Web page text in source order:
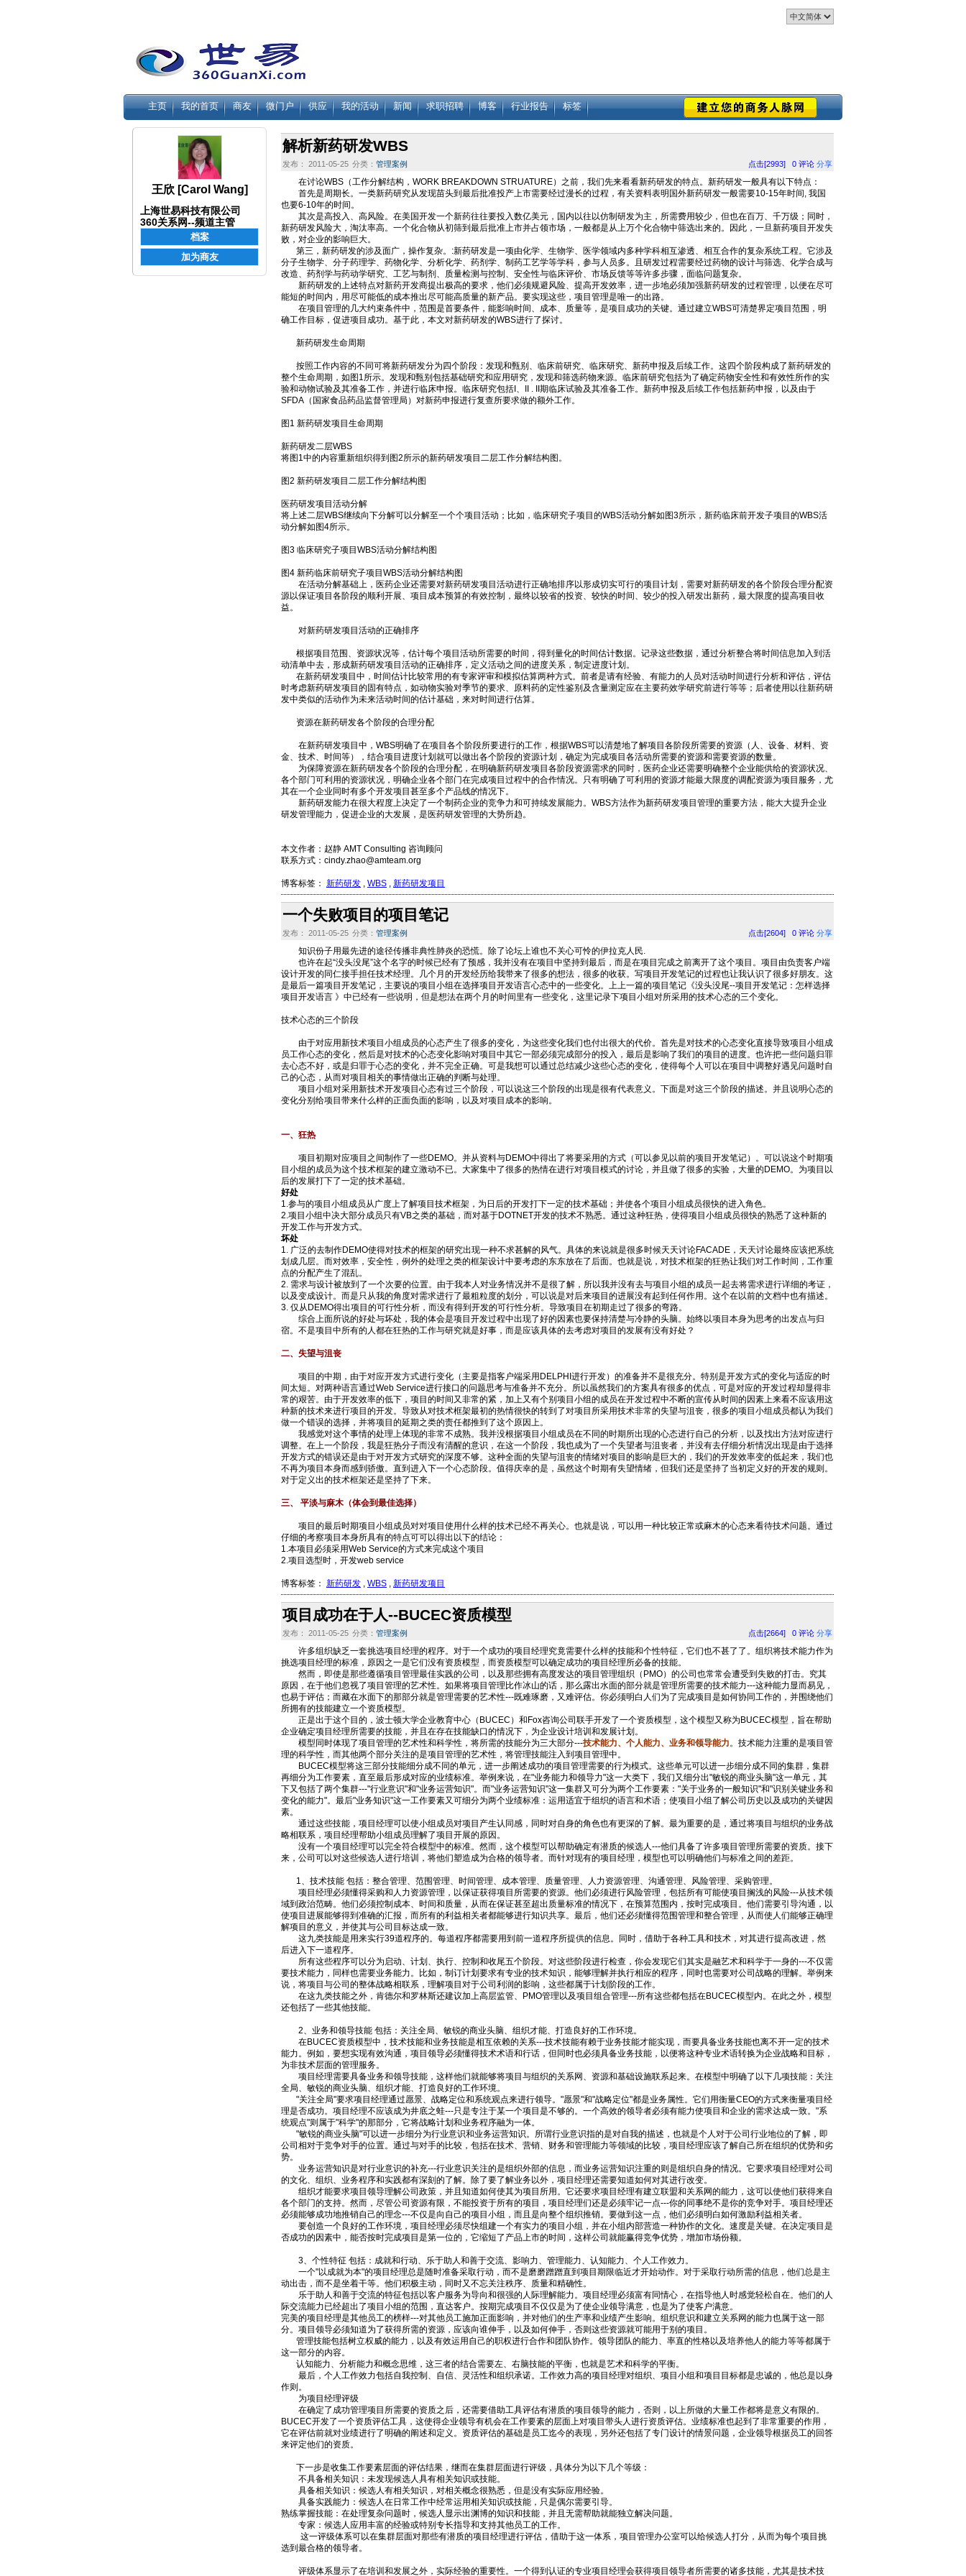
主页 我的首页 商友 微门户 供应 我的活动 新闻 求职招聘 博客 行业报告 标签
王欣 [Carol Wang]
上海世易科技有限公司
360关系网--频道主管
解析新药研发WBS
点击[2993] 0 评论 分享
发布： 2011-05-25 分类： 管理案例
在讨论WBS（工作分解结构，WORK BREAKDOWN STRUATURE）之前，我们先来看看新药研发的特点。新药研发一般具有以下特点：
首先是周期长。一类新药研究从发现苗头到最后批准投产上市需要经过漫长的过程，有关资料表明国外新药研发一般需要10-15年时间, 我国
也要6-10年的时间。
其次是高投入、高风险。在美国开发一个新药往往要投入数亿美元，国内以往以仿制研发为主，所需费用较少，但也在百万、千万级；同时，
新药研发风险大，淘汰率高。一个化合物从初筛到最后批准上市并占领市场，一般都是从上万个化合物中筛选出来的。因此，一旦新药项目开发失
败，对企业的影响巨大。
第三，新药研发的涉及面广，操作复杂。:新药研发是一项由化学、生物学、医学领域内多种学科相互渗透、相互合作的复杂系统工程。它涉及
分子生物学、分子药理学、药物化学、分析化学、药剂学、制药工艺学等学科，参与人员多。且研发过程需要经过药物的设计与筛选、化学合成与
改造、药剂学与药动学研究、工艺与制剂、质量检测与控制、安全性与临床评价、市场反馈等等许多步骤，面临问题复杂。
新药研发的上述特点对新药开发商提出极高的要求，他们必须规避风险、提高开发效率，进一步地必须加强新药研发的过程管理，以便在尽可
能短的时间内，用尽可能低的成本推出尽可能高质量的新产品。要实现这些，项目管理是唯一的出路。
在项目管理的几大约束条件中，范围是首要条件，能影响时间、成本、质量等，是项目成功的关键。通过建立WBS可清楚界定项目范围，明
确工作目标，促进项目成功。基于此，本文对新药研发的WBS进行了探讨。
新药研发生命周期
按照工作内容的不同可将新药研发分为四个阶段：发现和甄别、临床前研究、临床研究、新药申报及后续工作。这四个阶段构成了新药研发的
整个生命周期，如图1所示。发现和甄别包括基础研究和应用研究，发现和筛选药物来源。临床前研究包括为了确定药物安全性和有效性所作的实
验和动物试验及其准备工作，并进行临床申报。临床研究包括I、II . II期临床试验及其准备工作。新药申报及后续工作包括新药申报，以及由于
SFDA（国家食品药品监督管理局）对新药申报进行复查所要求做的额外工作。
图1 新药研发项目生命周期
新药研发二层WBS
将图1中的内容重新组织得到图2所示的新药研发项目二层工作分解结构图。
图2 新药研发项目二层工作分解结构图
医药研发项目活动分解
将上述二层WBS继续向下分解可以分解至一个个项目活动；比如，临床研究子项目的WBS活动分解如图3所示，新药临床前开发子项目的WBS活
动分解如图4所示。
图3 临床研究子项目WBS活动分解结构图
图4 新药临床前研究子项目WBS活动分解结构图
在活动分解基础上，医药企业还需要对新药研发项目活动进行正确地排序以形成切实可行的项目计划，需要对新药研发的各个阶段合理分配资
源以保证项目各阶段的顺利开展、项目成本预算的有效控制，最终以较省的投资、较快的时间、较少的投入研发出新药，最大限度的提高项目收
益。
对新药研发项目活动的正确排序
根据项目范围、资源状况等，估计每个项目活动所需要的时间，得到量化的时间估计数据。记录这些数据，通过分析整合将时间信息加入到活
动清单中去，形成新药研发项目活动的正确排序，定义活动之间的进度关系，制定进度计划。
在新药研发项目中，时间估计比较常用的有专家评审和模拟估算两种方式。前者是请有经验、有能力的人员对活动时间进行分析和评估，评估
时考虑新药研发项目的固有特点，如动物实验对季节的要求、原料药的定性鉴别及含量测定应在主要药效学研究前进行等等；后者使用以往新药研
发中类似的活动作为未来活动时间的估计基础，来对时间进行估算。
资源在新药研发各个阶段的合理分配
在新药研发项目中，WBS明确了在项目各个阶段所要进行的工作，根据WBS可以清楚地了解项目各阶段所需要的资源（人、设备、材料、资
金、技术、时间等），结合项目进度计划就可以做出各个阶段的资源计划，确定为完成项目各活动所需要的资源和需要资源的数量。
为保障资源在新药研发各个阶段的合理分配，在明确新药研发项目各阶段资源需求的同时，医药企业还需要明确整个企业能供给的资源状况、
各个部门可利用的资源状况，明确企业各个部门在完成项目过程中的合作情况。只有明确了可利用的资源才能最大限度的调配资源为项目服务，尤
其在一个企业同时有多个开发项目甚至多个产品线的情况下。
新药研发能力在很大程度上决定了一个制药企业的竞争力和可持续发展能力。WBS方法作为新药研发项目管理的重要方法，能大大提升企业
研发管理能力，促进企业的大发展，是医药研发管理的大势所趋。
本文作者：赵静 AMT Consulting 咨询顾问
联系方式：cindy.zhao@amteam.org
博客标签： 新药研发 , WBS , 新药研发项目
一个失败项目的项目笔记
点击[2604] 0 评论 分享
发布： 2011-05-25 分类： 管理案例
知识份子用最先进的途径传播非典性肺炎的恐慌。除了论坛上谁也不关心可怜的伊拉克人民.
也许在起“没头没尾”这个名字的时候已经有了预感，我并没有在项目中坚持到最后，而是在项目完成之前离开了这个项目。项目由负责客户端
设计开发的同仁接手担任技术经理。几个月的开发经历给我带来了很多的想法，很多的收获。写项目开发笔记的过程也让我认识了很多好朋友。这
是最后一篇项目开发笔记，主要说的项目小组在选择项目开发语言心态中的一些变化。上上一篇的项目笔记《没头没尾--项目开发笔记：怎样选择
项目开发语言 》中已经有一些说明，但是想法在两个月的时间里有一些变化，这里记录下项目小组对所采用的技术心态的三个变化。
技术心态的三个阶段
由于对应用新技术项目小组成员的心态产生了很多的变化，为这些变化我们也付出很大的代价。首先是对技术的心态变化直接导致项目小组成
员工作心态的变化，然后是对技术的心态变化影响对项目中其它一部必须完成部分的投入，最后是影响了我们的项目的进度。也许把一些问题归罪
去心态不好，或是归罪于心态的变化，并不完全正确。可是我想可以通过总结减少这些心态的变化，使得每个人可以在项目中调整好遇见问题时自
己的心态，从而对项目相关的事情做出正确的判断与处理。
项目小组对采用新技术开发项目心态有过三个阶段，可以说这三个阶段的出现是很有代表意义。下面是对这三个阶段的描述。并且说明心态的
变化分别给项目带来什么样的正面负面的影响，以及对项目成本的影响。
一、狂热
项目初期对应项目之间制作了一些DEMO。并从资料与DEMO中得出了将要采用的方式（可以参见以前的项目开发笔记）。可以说这个时期项
目小组的成员为这个技术框架的建立激动不已。大家集中了很多的热情在进行对项目模式的讨论，并且做了很多的实验，大量的DEMO。为项目以
后的发展打下了一定的技术基础。
好处
1.参与的项目小组成员从广度上了解项目技术框架，为日后的开发打下一定的技术基础；并使各个项目小组成员很快的进入角色。
2.项目小组中决大部分成员只有VB之类的基础，而对基于DOTNET开发的技术不熟悉。通过这种狂热，使得项目小组成员很快的熟悉了这种新的
开发工作与开发方式。
坏处
1. 广泛的去制作DEMO使得对技术的框架的研究出现一种不求甚解的风气。具体的来说就是很多时候天天讨论FACADE，天天讨论最终应该把系统
划成几层。而对效率，安全性，例外的处理之类的框架设计中要考虑的东东放在了后面。也就是说，对技术框架的狂热让我们对工作时间，工作重
点的分配产生了混乱。
2. 需求与设计被放到了一个次要的位置。由于我本人对业务情况并不是很了解，所以我并没有去与项目小组的成员一起去将需求进行详细的考证，
以及变成设计。而是只从我的角度对需求进行了最粗粒度的划分，可以说是对后来项目的进展没有起到任何作用。这个在以前的文档中也有描述。
3. 仅从DEMO得出项目的可行性分析，而没有得到开发的可行性分析。导致项目在初期走过了很多的弯路。
综合上面所说的好处与坏处，我的体会是项目开发过程中出现了好的因素也要保持清楚与冷静的头脑。始终以项目本身为思考的出发点与归
宿。不是项目中所有的人都在狂热的工作与研究就是好事，而是应该具体的去考虑对项目的发展有没有好处？
二、失望与沮丧
项目的中期，由于对应开发方式进行变化（主要是指客户端采用DELPHI进行开发）的准备并不是很充分。特别是开发方式的变化与适应的时
间太短。对两种语言通过Web Service进行接口的问题思考与准备并不充分。所以虽然我们的方案具有很多的优点，可是对应的开发过程却显得非
常的艰苦。由于开发效率的低下，项目的时间又非常的紧，加上又有个别项目小组的成员在开发过程中不断的宣传从时间的因素上来看不应该用这
种新的技术来进行项目的开发。导致从对技术框架最初的热情很快的转到了对项目所采用技术非常的失望与沮丧，很多的项目小组成员都认为我们
做一个错误的选择，并将项目的延期之类的责任都推到了这个原因上。
我感觉对这个事情的处理上体现的非常不成熟。我并没根据项目小组成员在不同的时期所出现的心态进行自己的分析，以及找出方法对应进行
调整。在上一个阶段，我是狂热分子而没有清醒的意识，在这一个阶段，我也成为了一个失望者与沮丧者，并没有去仔细分析情况出现是由于选择
开发方式的错误还是由于对开发方式研究的深度不够。这种全面的失望与沮丧的情绪对项目的影响是巨大的，我们的开发效率变的低起来，我们也
不再为项目本身而感到骄傲。直到进入下一个心态阶段。值得庆幸的是，虽然这个时期有失望情绪，但我们还是坚持了当初定义好的开发的规则。
对于定义出的技术框架还是坚持了下来。
三、 平淡与麻木（体会到最佳选择）
项目的最后时期项目小组成员对对项目使用什么样的技术已经不再关心。也就是说，可以用一种比较正常或麻木的心态来看待技术问题。通过
仔细的考察项目本身所具有的特点可可以得出以下的结论：
1.本项目必须采用Web Service的方式来完成这个项目
2.项目选型时，开发web service
博客标签： 新药研发 , WBS , 新药研发项目
项目成功在于人--BUCEC资质模型
点击[2664] 0 评论 分享
发布： 2011-05-25 分类： 管理案例
许多组织缺乏一套挑选项目经理的程序。对于一个成功的项目经理究竟需要什么样的技能和个性特征，它们也不甚了了。组织将技术能力作为
挑选项目经理的标准，原因之一是它们没有资质模型，而资质模型可以确定成功的项目经理所必备的技能。
然而，即使是那些遵循项目管理最佳实践的公司，以及那些拥有高度发达的项目管理组织（PMO）的公司也常常会遭受到失败的打击。究其
原因，在于他们忽视了项目管理的艺术性。如果将项目管理比作冰山的话，那么露出水面的部分就是管理所需要的技术能力---这种能力显而易见，
也易于评估；而藏在水面下的那部分就是管理需要的艺术性---既难琢磨，又难评估。你必须明白人们为了完成项目是如何协同工作的，并围绕他们
所拥有的技能建立一个资质模型。
正是出于这个目的，波士顿大学企业教育中心（BUCEC）和Fox咨询公司联手开发了一个资质模型，这个模型又称为BUCEC模型，旨在帮助
企业确定项目经理所需要的技能，并且在存在技能缺口的情况下，为企业设计培训和发展计划。
模型同时体现了项目管理的艺术性和科学性，将所需的技能分为三大部分---技术能力、个人能力、业务和领导能力。技术能力注重的是项目管
理的科学性，而其他两个部分关注的是项目管理的艺术性，将管理技能注入到项目管理中。
BUCEC模型将这三部分技能细分成不同的单元，进一步阐述成功的项目管理需要的行为模式。这些单元可以进一步细分成不同的集群，集群
再细分为工作要素，直至最后形成对应的业绩标准。举例来说，在"业务能力和领导力"这一大类下，我们又细分出"敏锐的商业头脑"这一单元，其
下又包括了两个集群---"行业意识"和"业务运营知识"。而"业务运营知识"这一集群又可分为两个工作要素："关于业务的一般知识"和"识别关键业务和
变化的能力"。最后"业务知识"这一工作要素又可细分为两个业绩标准：运用适宜于组织的语言和术语；使项目小组了解公司历史以及成功的关键因
素。
通过这些技能，项目经理可以使小组成员对项目产生认同感，同时对自身的角色也有更深的了解。最为重要的是，通过将项目与组织的业务战
略相联系，项目经理帮助小组成员理解了项目开展的原因。
没有一个项目经理可以完全符合模型中的标准。然而，这个模型可以帮助确定有潜质的候选人---他们具备了许多项目管理所需要的资质。接下
来，公司可以对这些候选人进行培训，将他们塑造成为合格的领导者。而针对现有的项目经理，模型也可以明确他们与标准之间的差距。
1、技术技能 包括：整合管理、范围管理、时间管理、成本管理、质量管理、人力资源管理、沟通管理、风险管理、采购管理。
项目经理必须懂得采购和人力资源管理，以保证获得项目所需要的资源。他们必须进行风险管理，包括所有可能使项目搁浅的风险---从技术领
域到政治范畴。他们必须控制成本、时间和质量，从而在保证甚至超出质量标准的情况下，在预算范围内，按时完成项目。他们需要引导沟通，以
使项目进展能够得到准确的汇报，而所有的利益相关者都能够进行知识共享。最后，他们还必须懂得范围管理和整合管理，从而使人们能够正确理
解项目的意义，并使其与公司目标达成一致。
这九类技能是用来实行39道程序的。每道程序都需要用到前一道程序所提供的信息。同时，借助于各种工具和技术，对其进行提高改进，然
后进入下一道程序。
所有这些程序可以分为启动、计划、执行、控制和收尾五个阶段。对这些阶段进行检查，你会发现它们其实是融艺术和科学于一身的---不仅需
要技术能力，同样也需要业务能力。比如，制订计划要求有专业的技术知识，能够理解并执行相应的程序，同时也需要对公司战略的理解。举例来
说，将项目与公司的整体战略相联系，理解项目对于公司利润的影响，这些都属于计划阶段的工作。
在这九类技能之外，肯德尔和罗林斯还建议加上高层监管、PMO管理以及项目组合管理---所有这些都包括在BUCEC模型内。在此之外，模型
还包括了一些其他技能。
2、业务和领导技能 包括：关注全局、敏锐的商业头脑、组织才能、打造良好的工作环境。
在BUCEC资质模型中，技术技能和业务技能是相互依赖的关系---技术技能有赖于业务技能才能实现，而要具备业务技能也离不开一定的技术
能力。例如，要想实现有效沟通，项目领导必须懂得技术术语和行话，但同时也必须具备业务技能，以便将这种专业术语转换为企业战略和目标，
为非技术层面的管理服务。
项目经理需要具备业务和领导技能，这样他们就能够将项目与组织的关系网、资源和基础设施联系起来。在模型中明确了以下几项技能：关注
全局、敏锐的商业头脑、组织才能、打造良好的工作环境。
"关注全局"要求项目经理通过愿景、战略定位和系统观点来进行领导。"愿景"和"战略定位"都是业务属性。它们用衡量CEO的方式来衡量项目经
理是否成功。项目经理不应该成为井底之蛙---只是专注于某一个项目是不够的。一个高效的领导者必须有能力使项目和企业的需求达成一致。"系
统观点"则属于"科学"的那部分，它将战略计划和业务程序融为一体。
"敏锐的商业头脑"可以进一步细分为行业意识和业务运营知识。所谓行业意识指的是对自我的描述，也就是个人对于公司行业地位的了解，即
公司相对于竞争对手的位置。通过与对手的比较，包括在技术、营销、财务和管理能力等领域的比较，项目经理应该了解自己所在组织的优势和劣
势。
业务运营知识是对行业意识的补充---行业意识关注的是组织外部的信息，而业务运营知识注重的则是组织自身的情况。它要求项目经理对公司
的文化、组织、业务程序和实践都有深刻的了解。除了要了解业务以外，项目经理还需要知道如何对其进行改变。
组织才能要求项目领导理解公司政策，并且知道如何使其为项目所用。它还要求项目经理有建立联盟和关系网的能力，这可以使他们获得来自
各个部门的支持。然而，尽管公司资源有限，不能投资于所有的项目，项目经理们还是必须牢记一点---你的同事绝不是你的竞争对手。项目经理还
必须能够成功地推销自己的理念---不仅是向自己的项目小组，而且是向整个组织推销。要做到这一点，他们必须明白如何激励利益相关者。
要创造一个良好的工作环境，项目经理必须尽快组建一个有实力的项目小组，并在小组内部营造一种协作的文化。速度是关键。在决定项目是
否成功的因素中，能否按时完成项目是第一位的，它缩短了产品上市的时间，这样公司就能赢得竞争优势，增加市场份额。
3、个性特征 包括：成就和行动、乐于助人和善于交流、影响力、管理能力、认知能力、个人工作效力。
一个"以成就为本"的项目经理总是随时准备采取行动，而不是磨磨蹭蹭直到项目期限临近才开始动作。对于采取行动所需的信息，他们总是主
动出击，而不是坐着干等。他们积极主动，同时又不忘关注秩序、质量和精确性。
乐于助人和善于交流的特征包括以客户服务为导向和很强的人际理解能力。项目经理必须富有同情心，在指导他人时感觉轻松自在。他们的人
际交流能力已经超出了项目小组的范围，直达客户。按期完成项目不仅仅是为了使企业领导满意，也是为了使客户满意。
完美的项目经理是其他员工的榜样---对其他员工施加正面影响，并对他们的生产率和业绩产生影响。组织意识和建立关系网的能力也属于这一部
分。项目领导必须知道为了获得所需的资源，应该向谁伸手，以及如何伸手，否则这些资源就可能用于别的项目。
管理技能包括树立权威的能力，以及有效运用自己的职权进行合作和团队协作。领导团队的能力、率直的性格以及培养他人的能力等等都属于
这一部分的内容。
认知能力、分析能力和概念思维，这三者的结合需要左、右脑技能的平衡，也就是艺术和科学的平衡。
最后，个人工作效力包括自我控制、自信、灵活性和组织承诺。工作效力高的项目经理对组织、项目小组和项目目标都是忠诚的，他总是以身
作则。
为项目经理评级
在确定了成功管理项目所需要的资质之后，还需要借助工具评估有潜质的项目领导的能力，否则，以上所做的大量工作都将是意义有限的。
BUCEC开发了一个资质评估工具，这使得企业领导有机会在工作要素的层面上对项目带头人进行资质评估。业绩标准也起到了非常重要的作用，
它在评估前就对业绩进行了明确的阐述和定义。资质评估的基础是员工迄今的表现，另外还包括了专门设计的情景问题，企业领导根据员工的回答
来评定他们的资质。
下一步是收集工作要素层面的评估结果，继而在集群层面进行评级，具体分为以下几个等级：
不具备相关知识：未发现候选人具有相关知识或技能。
具备相关知识：候选人有相关知识，对相关概念很熟悉，但是没有实际应用经验。
具备实践能力：候选人在日常工作中经常运用相关知识或技能，只是偶尔需要引导。
熟练掌握技能：在处理复杂问题时，候选人显示出渊博的知识和技能，并且无需帮助就能独立解决问题。
专家：候选人应用丰富的经验或特别专长指导和支持其他员工的工作。
这一评级体系可以在集群层面对那些有潜质的项目经理进行评估，借助于这一体系，项目管理办公室可以给候选人打分，从而为每个项目挑
选到最合格的领导者。
评级体系显示了在培训和发展之外，实际经验的重要性。一个得到认证的专业项目经理会获得项目领导者所需要的诸多技能，尤其是技术技